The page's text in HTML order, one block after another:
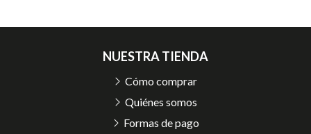
NUESTRA TIENDA
Cómo comprar
Quiénes somos
Formas de pago